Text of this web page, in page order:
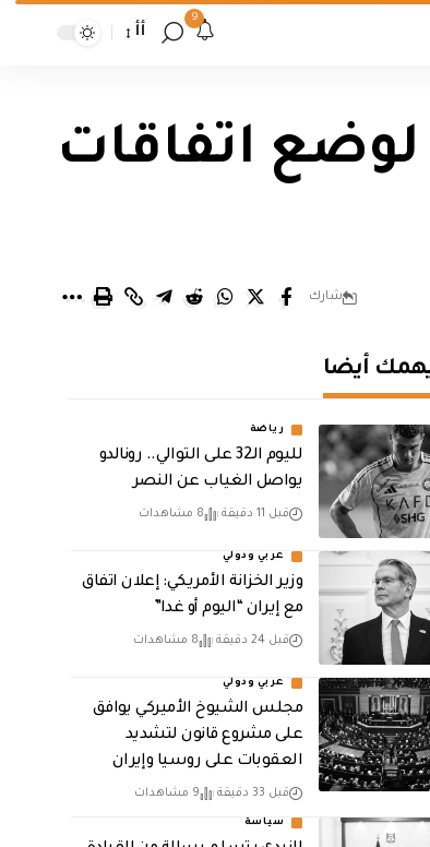
9
أأ
لوضع اتفاقات
شارك
أيضا
رياضة
لليوم الـ32 على التوالي.. رونالدو
يواصل الغياب عن النصر
قبل 11 دقيقة 8 مشاهدات
عربي ودولي
وزير الخزانة الأمريكي: إعلان اتفاق
مع إيران “اليوم أو غدا”
قبل 24 دقيقة 8 مشاهدات
عربي ودولي
مجلس الشيوخ الأميركي يوافق
على مشروع قانون لتشديد
العقوبات على روسيا وإيران
قبل 33 دقيقة 9 مشاهدات
سياسة